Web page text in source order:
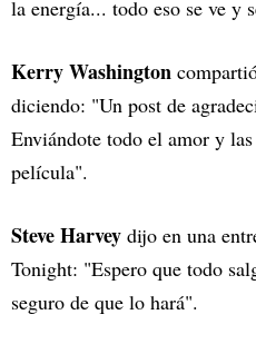
la energía... todo eso se ve y
Kerry Washington
diciendo: "Un post de
Enviándote todo el amor y
película".
Steve Harvey dijo en una
Tonight: "Espero que todo
seguro de que lo hará".